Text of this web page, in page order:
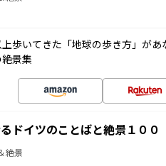
歩いてきた「地球の歩き方」が
景集
ドイツのことばと絶景１００
絶景